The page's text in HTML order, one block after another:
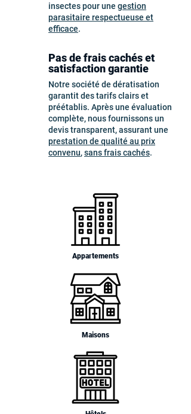
insectes pour une gestion
parasitaire respectueuse et
efficace.
Pas de frais cachés et
satisfaction garantie
Notre société de dératisation
garantit des tarifs clairs et
préétablis. Après une évaluation
complète, nous fournissons un
devis transparent, assurant une
prestation de qualité au prix
convenu,sans frais cachés.
Appartements
Maisons